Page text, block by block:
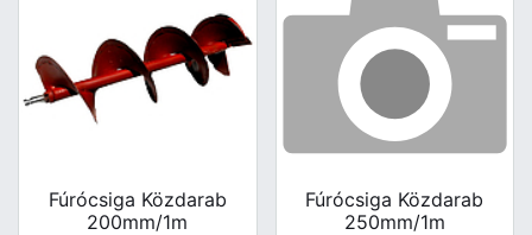
Fúrócsiga Közdarab
200mm/1m
Fúrócsiga Közdarab
250mm/1m